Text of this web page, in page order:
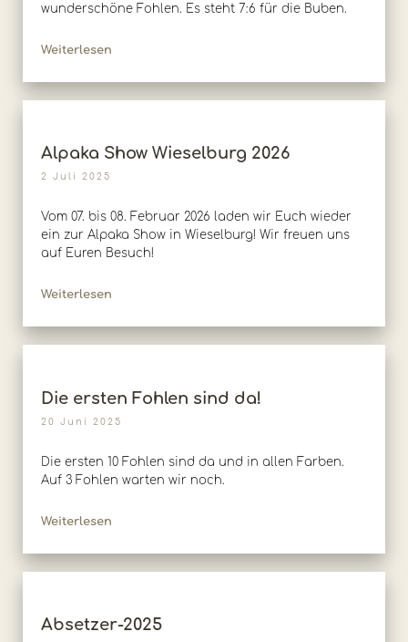
wunderschöne Fohlen. Es steht 7:6 für die Buben.
Weiterlesen
Alpaka Show Wieselburg 2026
2 Juli 2025
Vom 07. bis 08. Februar 2026 laden wir Euch wieder
ein zur Alpaka Show in Wieselburg! Wir freuen uns
auf Euren Besuch!
Weiterlesen
Die ersten Fohlen sind da!
20 Juni 2025
Die ersten 10 Fohlen sind da und in allen Farben.
Auf 3 Fohlen warten wir noch.
Weiterlesen
Absetzer-2025